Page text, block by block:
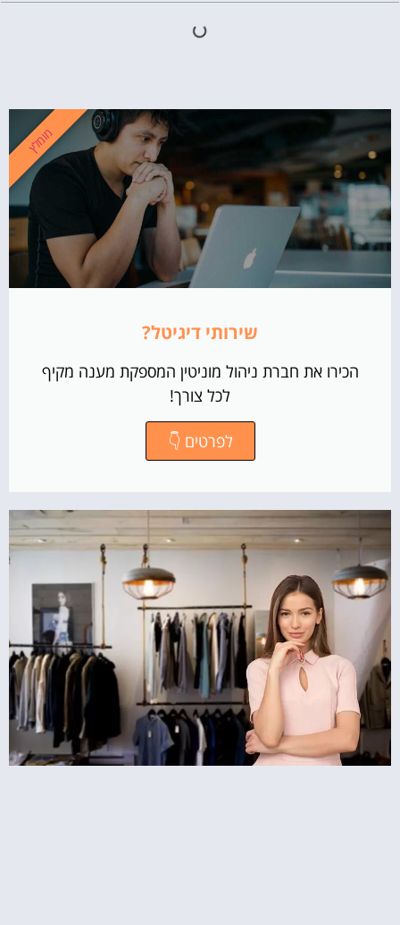
שירותי דיגיטל?
הכירו את חברת ניהול מוניטין המספקת מענה מקיף
לכל צורך!
לפרטים 👇
מומלץ